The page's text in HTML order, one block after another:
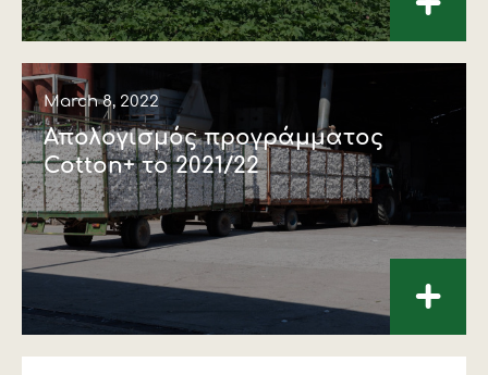
March 8, 2022
Απολογισμός προγράμματος
Cotton+ το 2021/22
+